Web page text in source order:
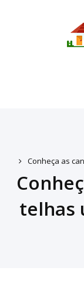
Conheça as
telhas